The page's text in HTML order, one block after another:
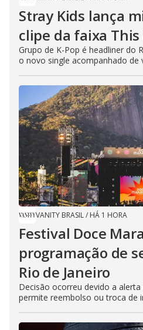
Stray Kids lança
clipe da faixa
Grupo de K-Pop é headliner do
o novo single acompanhado de
VANITY BRASIL/ HÁ 1 HORA
Festival Doce
programação de
Rio de Janeiro
Decisão ocorreu devido a
permite reembolso ou troca de